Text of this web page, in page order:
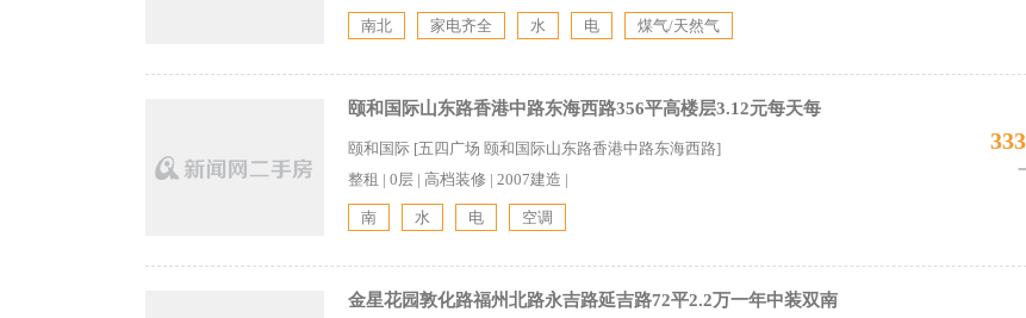
南北 家电齐全 水 电 煤气/天然气
颐和国际山东路香港中路东海西路356平高楼层3.12元每天每
颐和国际 [五四广场 颐和国际山东路香港中路东海西路]
整租 | 0层 | 高档装修 | 2007建造 |
南 水 电 空调
金星花园敦化路福州北路永吉路延吉路72平2.2万一年中装双南